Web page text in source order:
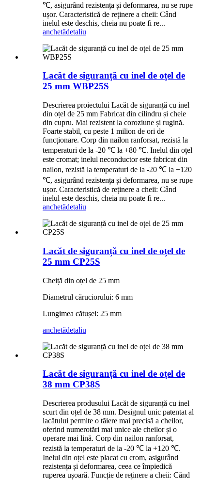
℃, asigurând rezistența și deformarea, nu se rupe
ușor. Caracteristică de reținere a cheii: Când
inelul este deschis, cheia nu poate fi re...
anchetădetaliu
Lacăt de siguranță cu inel de oțel de
25 mm WBP25S
Descrierea proiectului Lacăt de siguranță cu inel
din oțel de 25 mm Fabricat din cilindru și cheie
din cupru. Mai rezistent la coroziune și rugină.
Foarte stabil, cu peste 1 milion de ori de
funcționare. Corp din nailon ranforsat, rezistă la
temperaturi de la -20 ℃ la +80 ℃. Inelul din oțel
este cromat; inelul neconductor este fabricat din
nailon, rezistă la temperaturi de la -20 ℃ la +120
℃, asigurând rezistența și deformarea, nu se rupe
ușor. Caracteristică de reținere a cheii: Când
inelul este deschis, cheia nu poate fi re...
anchetădetaliu
Lacăt de siguranță cu inel de oțel de
25 mm CP25S
Cheiță din oțel de 25 mm
Diametrul căruciorului: 6 mm
Lungimea cătușei: 25 mm
anchetădetaliu
Lacăt de siguranță cu inel de oțel de
38 mm CP38S
Descrierea produsului Lacăt de siguranță cu inel
scurt din oțel de 38 mm. Designul unic patentat al
lacătului permite o tăiere mai precisă a cheilor,
oferind numerotări mai unice ale cheilor și o
operare mai lină. Corp din nailon ranforsat,
rezistă la temperaturi de la -20 ℃ la +120 ℃.
Inelul din oțel este placat cu crom, asigurând
rezistența și deformarea, ceea ce împiedică
ruperea ușoară. Funcție de reținere a cheii: Când